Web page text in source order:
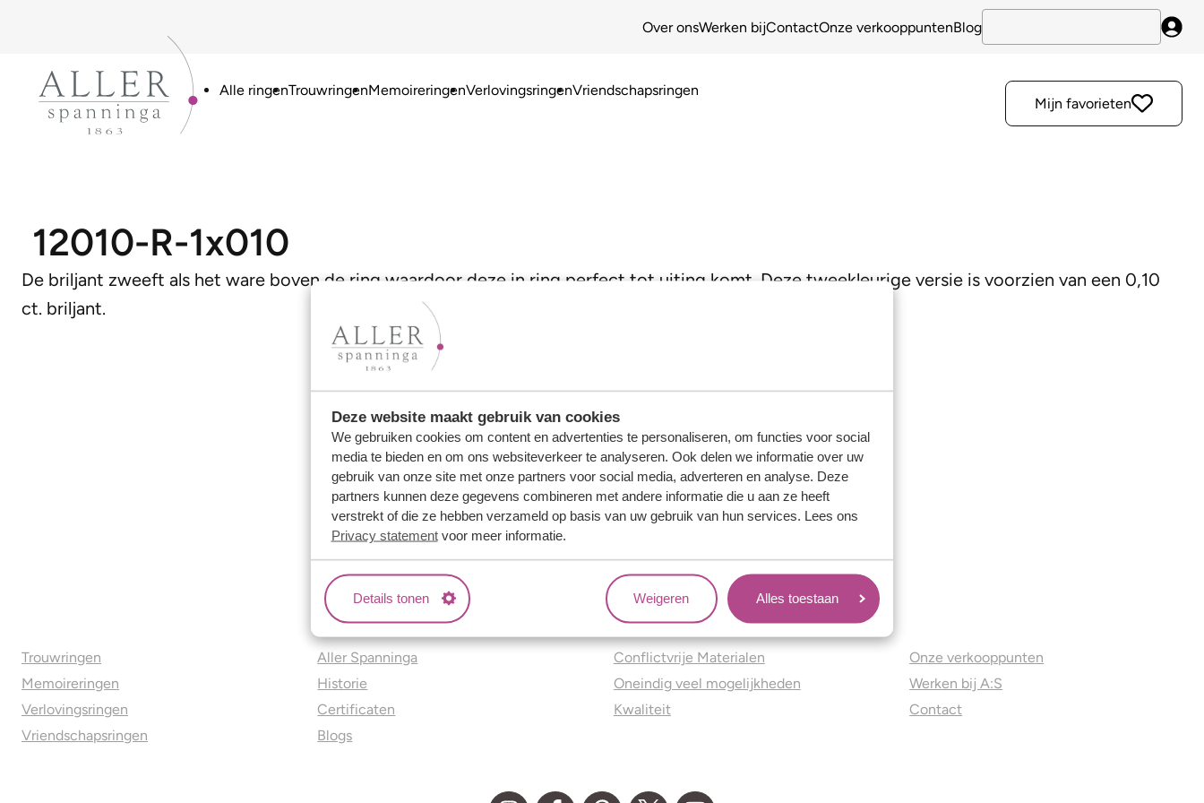
Deze website maakt gebruik van cookies
We gebruiken cookies om content en advertenties te personaliseren, om functies voor social
media te bieden en om ons websiteverkeer te analyseren. Ook delen we informatie over uw
gebruik van onze site met onze partners voor social media, adverteren en analyse. Deze
partners kunnen deze gegevens combineren met andere informatie die u aan ze heeft
verstrekt of die ze hebben verzameld op basis van uw gebruik van hun services. Lees ons
Privacy statementvoor meer informatie.
Details tonen Weigeren Alles toestaan
Over onsWerken bijContactOnze verkooppuntenBlog
Alle ringenTrouwringenMemoireringenVerlovingsringenVriendschapsringen
Mijn favorieten
12010-R-1x010
De briljant zweeft als het ware boven de ring waardoor deze in ring perfect tot uiting komt. Deze tweekleurige versie is voorzien van een 0,10
ct. briljant.
Trouwringen
Memoireringen
Verlovingsringen
Vriendschapsringen
Over ons
Aller Spanninga
Historie
Certificaten
Blogs
Jouw voordelen
Conflictvrije Materialen
Oneindig veel mogelijkheden
Kwaliteit
Onze verkooppunten
Werken bij A:S
Contact